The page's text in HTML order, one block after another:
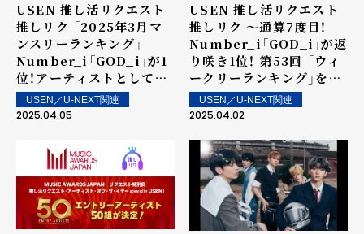
USEN 推し活リクエスト
推しリク 「2025年3月マ
ンスリーランキング」
Number_i「GOD_i」が1
位！アーティストとしては
4か月連続の1位を記録！
USEN／U-NEXT関連
2025.04.05
USEN 推し活リクエスト
推しリク ～通算7度目！
Number_i「GOD_i」が返
り咲き1位！ 第53回 「ウィ
ークリーランキング」を発
表～ 上位ランクイン楽曲
は街中・店内で配信！
USEN／U-NEXT関連
2025.04.02